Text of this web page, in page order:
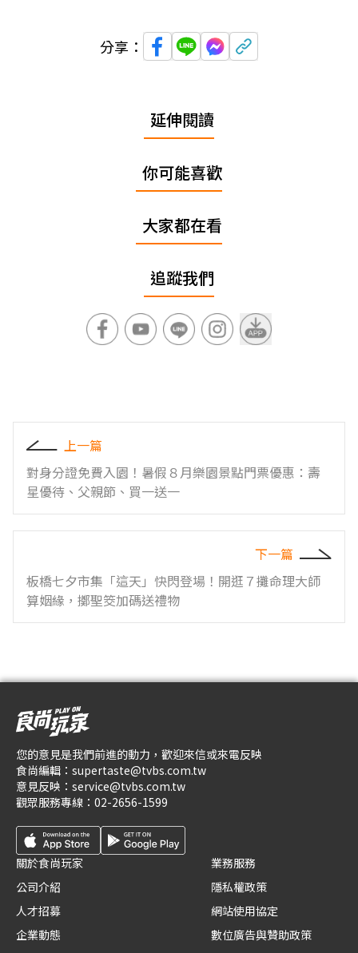
分享：
延伸閱讀
你可能喜歡
大家都在看
追蹤我們
上一篇
對身分證免費入園！暑假８月樂園景點門票優惠：壽
星優待、父親節、買一送一
下一篇
板橋七夕市集「這天」快閃登場！開逛７攤命理大師
算姻緣，擲聖筊加碼送禮物
您的意見是我們前進的動力，歡迎來信或來電反映
食尚編輯： supertaste@tvbs.com.tw
意見反映： service@tvbs.com.tw
觀眾服務專線： 02-2656-1599
關於食尚玩家
公司介紹
人才招募
企業動態
業務服務
隱私權政策
網站使用協定
數位廣告與贊助政策